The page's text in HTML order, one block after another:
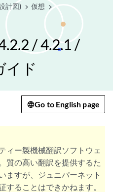
計図)
仮想
/ 4.2.1 /
イド
Go to English page
ィー製機械翻訳ソフトウェ
質の高い翻訳を提供するた
ますが、ジュニパーネット
することはできかねます。